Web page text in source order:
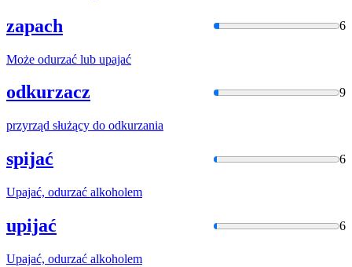
zapach 6
Może odurzać lub upajać
odkurzacz 9
przyrząd służący do odkurzania
spijać 6
Upajać, odurzać alkoholem
upijać 6
Upajać, odurzać alkoholem